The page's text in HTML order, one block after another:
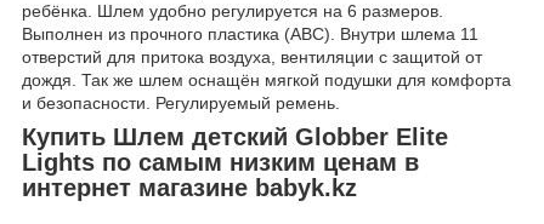
ребёнка. Шлем удобно регулируется на 6 размеров.
Выполнен из прочного пластика (АВС). Внутри шлема 11
отверстий для притока воздуха, вентиляции с защитой от
дождя. Так же шлем оснащён мягкой подушки для комфорта
и безопасности. Регулируемый ремень.
Купить Шлем детский Globber Elite
Lights по самым низким ценам в
интернет магазине babyk.kz